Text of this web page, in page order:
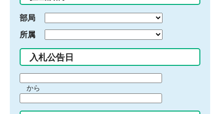
力
部局
所属
入札公告日
間
始
から
間